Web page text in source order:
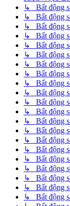
↳ Bất động
↳ Bất động
↳ Bất động
↳ Bất động
↳ Bất động
↳ Bất động
↳ Bất động
↳ Bất động
↳ Bất động
↳ Bất động
↳ Bất động
↳ Bất động
↳ Bất động
↳ Bất động
↳ Bất động
↳ Bất động
↳ Bất động
↳ Bất động
↳ Bất động
↳ Bất động
↳ Bất động